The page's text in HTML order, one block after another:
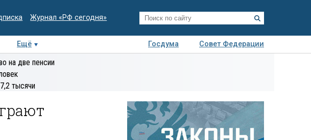
Журнал «РФ сегодня»
Ещё Госдума
Совет Федерации
Деловая
на две пенсии
тысячи